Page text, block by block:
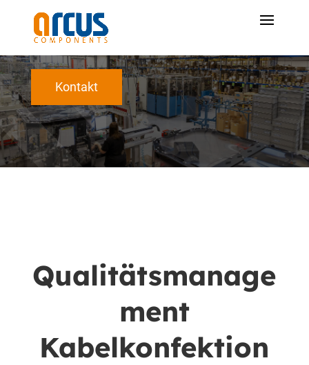
Kontakt
Qualitätsmanage
ment
Kabelkonfektion